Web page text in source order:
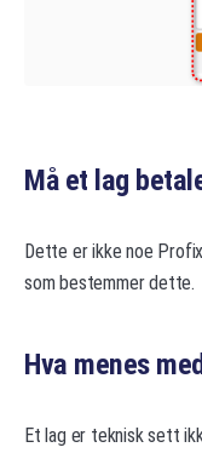
Må et lag
Dette er ikke noe
som bestemmer dette.
Hva menes
Et lag er teknisk sett